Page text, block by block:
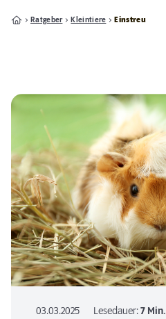
Ratgeber Kleintiere Einstreu
03.03.2025 Lesedauer:7 Min.